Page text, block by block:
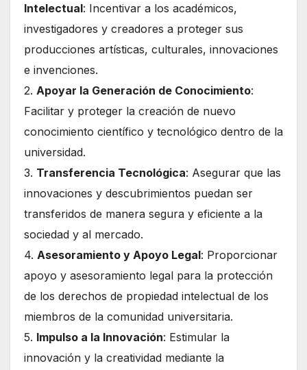
Intelectual: Incentivar a los académicos,
investigadores y creadores a proteger sus
producciones artísticas, culturales, innovaciones
e invenciones.
2. Apoyar la Generación de Conocimiento:
Facilitar y proteger la creación de nuevo
conocimiento científico y tecnológico dentro de la
universidad.
3. Transferencia Tecnológica: Asegurar que las
innovaciones y descubrimientos puedan ser
transferidos de manera segura y eficiente a la
sociedad y al mercado.
4. Asesoramiento y Apoyo Legal: Proporcionar
apoyo y asesoramiento legal para la protección
de los derechos de propiedad intelectual de los
miembros de la comunidad universitaria.
5. Impulso a la Innovación: Estimular la
innovación y la creatividad mediante la